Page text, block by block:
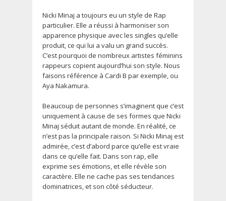
Nicki Minaj a toujours eu un style de Rap
particulier. Elle a réussi à harmoniser son
apparence physique avec les singles qu’elle
produit, ce qui lui a valu un grand succès.
C’est pourquoi de nombreux artistes féminins
rappeurs copient aujourd’hui son style. Nous
faisons référence à Cardi B par exemple, ou
Aya Nakamura.
Beaucoup de personnes s’imaginent que c’est
uniquement à cause de ses formes que Nicki
Minaj séduit autant de monde. En réalité, ce
n’est pas la principale raison. Si Nicki Minaj est
admirée, c’est d’abord parce qu’elle est vraie
dans ce qu’elle fait. Dans son rap, elle
exprime ses émotions, et elle révèle son
caractère. Elle ne cache pas ses tendances
dominatrices, et son côté séducteur.